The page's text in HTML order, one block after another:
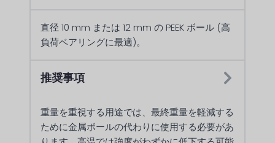
直径 10 mm または 12 mm の PEEK ボール (高
負荷ベアリングに最適)。
推奨事項
重量を重視する用途では、最終重量を軽減する
ために金属ボールの代わりに使用する必要があ